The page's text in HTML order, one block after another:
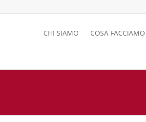
CHI SIAMO COSA FACCIAMO